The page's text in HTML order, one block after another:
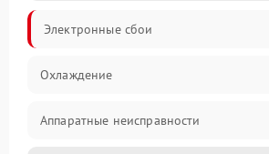
Электронные сбои
Охлаждение
Аппаратные неисправности